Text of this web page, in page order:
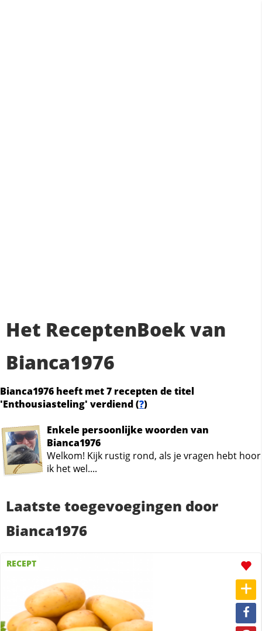
Het ReceptenBoek van
Bianca1976
Bianca1976 heeft met 7 recepten de titel
'Enthousiasteling' verdiend (?)
Enkele persoonlijke woorden van
Bianca1976
Welkom! Kijk rustig rond, als je vragen hebt hoor
ik het wel....
Laatste toegevoegingen door
Bianca1976
RECEPT